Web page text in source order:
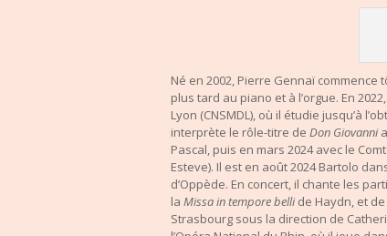
Né en 2002, Pierre Gennaï
plus tard au piano et à l’orgue. En
Lyon (CNSMDL), où il étudie jusqu’à
interprète le rôle-titre de Don Giovanni
Pascal, puis en mars 2024 avec le
Esteve). Il est en août 2024 Bartolo
d’Oppède. En concert, il chante les
la Missa in tempore bellide Haydn, et
Strasbourg sous la direction de